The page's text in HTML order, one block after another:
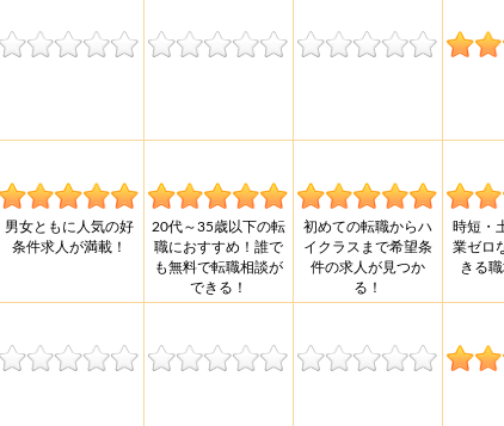
男女ともに人気の好
条件求人が満載！
20代～35歳以下の転
職におすすめ！誰で
も無料で転職相談が
できる！
初めての転職からハ
イクラスまで希望条
件の求人が見つか
る！
時短・
業ゼロ
きる